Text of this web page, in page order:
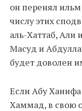
он перенял
числу этих
аль-Хаттаб, Али
Масуд и
будет доволен
Если Абу
Хаммад, в свою